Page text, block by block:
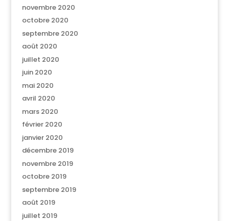
novembre 2020
octobre 2020
septembre 2020
août 2020
juillet 2020
juin 2020
mai 2020
avril 2020
mars 2020
février 2020
janvier 2020
décembre 2019
novembre 2019
octobre 2019
septembre 2019
août 2019
juillet 2019